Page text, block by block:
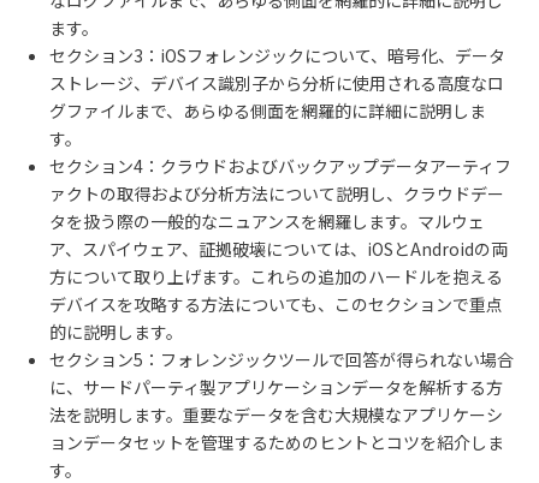
ます。
セクション3 ： iOSフォレンジックについて、暗号化、データ
ストレージ、デバイス識別子から分析に使用される高度なロ
グファイルまで、あらゆる側面を網羅的に詳細に説明しま
す。
セクション4 ：クラウドおよびバックアップデータアーティフ
ァクトの取得および分析方法について説明し、クラウドデー
タを扱う際の一般的なニュアンスを網羅します。マルウェ
ア、スパイウェア、証拠破壊については、 iOSとAndroidの両
方について取り上げます。これらの追加のハードルを抱える
デバイスを攻略する方法についても、このセクションで重点
的に説明します。
セクション5 ：フォレンジックツールで回答が得られない場合
に、サードパーティ製アプリケーションデータを解析する方
法を説明します。重要なデータを含む大規模なアプリケーシ
ョンデータセットを管理するためのヒントとコツを紹介しま
す。